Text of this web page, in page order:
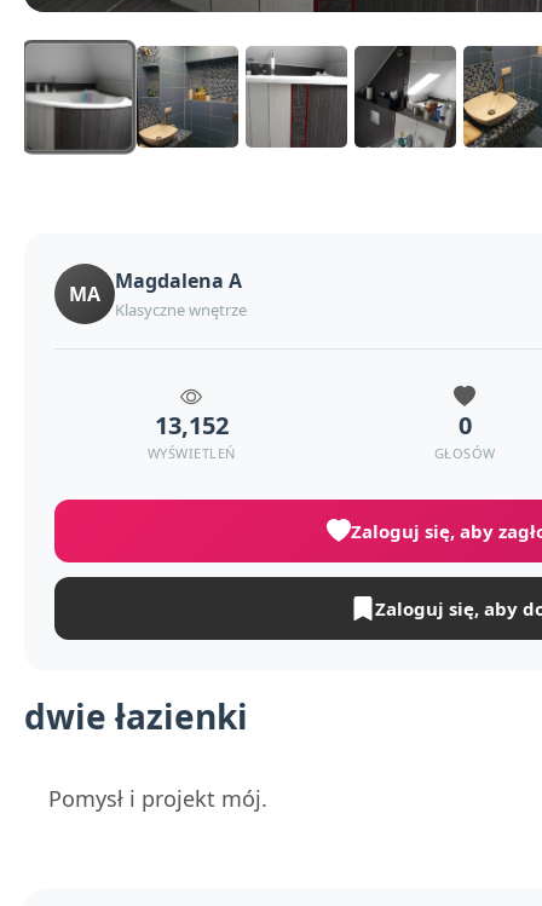
dwie łazienki
Pomysł i projekt mój.
MA Magdalena A
Klasyczne wnętrze
13,152
WYŚWIETLEŃ
0
GŁOSÓW
Zaloguj się, aby
Zaloguj się, aby